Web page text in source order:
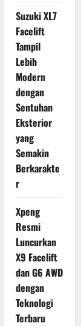
Suzuki XL7
Facelift
Tampil
Lebih
Modern
dengan
Sentuhan
Eksterior
yang
Semakin
Berkarakte
r
Xpeng
Resmi
Luncurkan
X9 Facelift
dan G6 AWD
dengan
Teknologi
Terbaru